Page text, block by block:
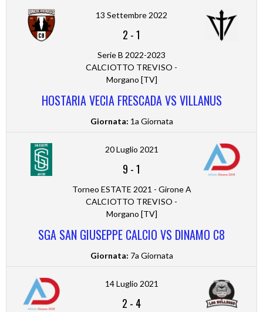
13 Settembre 2022
2 -1
Serie B 2022-2023
CALCIOTTO TREVISO -
Morgano [TV]
HOSTARIA VECIA FRESCADA VS VILLANUS
Giornata: 1a Giornata
20 Luglio 2021
9 -1
Torneo ESTATE 2021 - Girone A
CALCIOTTO TREVISO -
Morgano [TV]
SGA SAN GIUSEPPE CALCIO VS DINAMO C8
Giornata: 7a Giornata
14 Luglio 2021
2 - 4